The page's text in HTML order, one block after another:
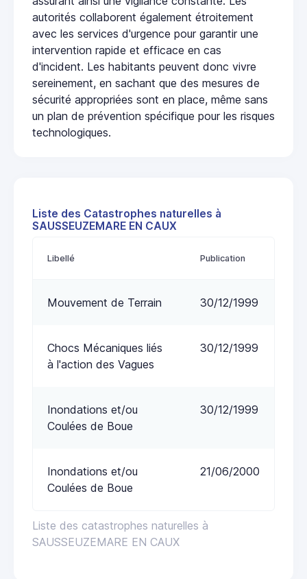
autorités collaborent également étroitement
avec les services d'urgence pour garantir une
intervention rapide et efficace en cas
d'incident. Les habitants peuvent donc vivre
sereinement, en sachant que des mesures de
sécurité appropriées sont en place, même sans
un plan de prévention spécifique pour les risques
technologiques.
Liste des Catastrophes naturelles à
SAUSSEUZEMARE EN CAUX
Liste des catastrophes naturelles à
SAUSSEUZEMARE EN CAUX
Libellé Publication
Mouvement de Terrain 30/12/1999
Chocs Mécaniques liés
à l'action des Vagues
30/12/1999
Inondations et/ou
Coulées de Boue
30/12/1999
Inondations et/ou
Coulées de Boue
21/06/2000